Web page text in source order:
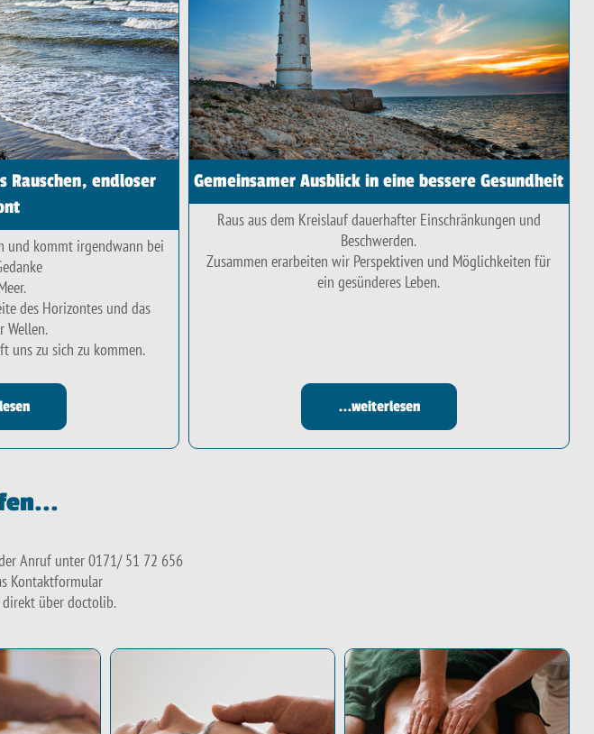
Rauschen, endloser
und kommt irgendwann bei
des Horizontes und das
Wellen.
uns zu sich zu kommen.
Gemeinsamer Ausblick in eine bessere Gesundheit
Raus aus dem Kreislauf dauerhafter Einschränkungen und
Beschwerden.
Zusammen erarbeiten wir Perspektiven und Möglichkeiten für
ein gesünderes Leben.
...weiterlesen
Anruf unter 0171/ 51 72 656
Kontaktformular
direkt über doctolib.